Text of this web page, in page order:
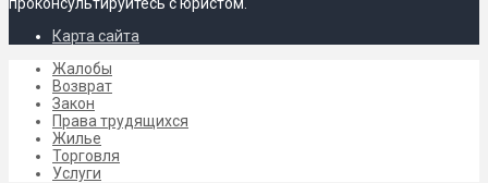
Карта сайта
Жалобы
Возврат
Закон
Права трудящихся
Жилье
Торговля
Услуги